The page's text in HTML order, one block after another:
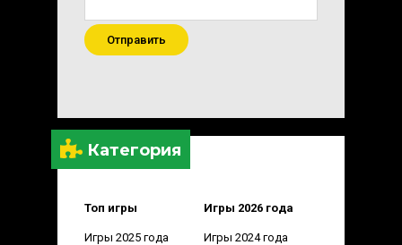
Категория
Топ игры Игры 2026 года
Игры 2025 года Игры 2024 года
Отправить